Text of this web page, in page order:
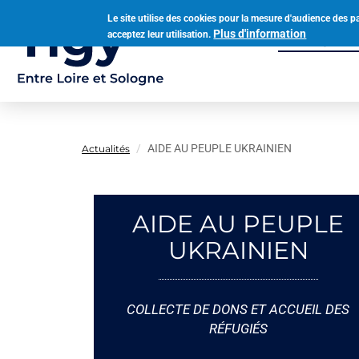
Le site utilise des cookies pour la mesure d'audience des
acceptez leur utilisation. Plus d'information
principal
principale
Municipalité
Actualités AIDE AU PEUPLE UKRAINIEN
AIDE AU PEUPLE
UKRAINIEN
COLLECTE DE DONS ET ACCUEIL DES
RÉFUGIÉS